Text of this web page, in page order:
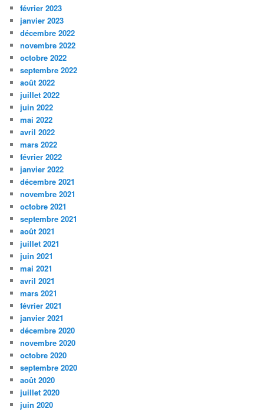
février 2023
janvier 2023
décembre 2022
novembre 2022
octobre 2022
septembre 2022
août 2022
juillet 2022
juin 2022
mai 2022
avril 2022
mars 2022
février 2022
janvier 2022
décembre 2021
novembre 2021
octobre 2021
septembre 2021
août 2021
juillet 2021
juin 2021
mai 2021
avril 2021
mars 2021
février 2021
janvier 2021
décembre 2020
novembre 2020
octobre 2020
septembre 2020
août 2020
juillet 2020
juin 2020